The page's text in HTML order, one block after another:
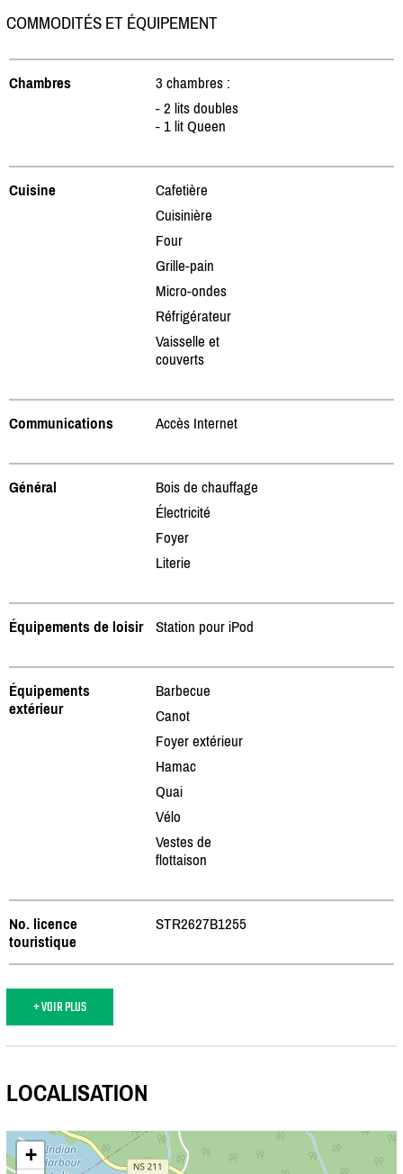
COMMODITÉS ET ÉQUIPEMENT
Chambres
3 chambres :
- 2 lits doubles
- 1 lit Queen
Cuisine
Cafetière
Cuisinière
Four
Grille-pain
Micro-ondes
Réfrigérateur
Vaisselle et
couverts
Communications Accès Internet
Général
Bois de chauffage
Électricité
Foyer
Literie
Équipements de loisir Station pour iPod
Équipements
extérieur
Barbecue
Canot
Foyer extérieur
Hamac
Quai
Vélo
Vestes de
flottaison
No. licence
touristique
STR2627B1255
+ VOIR PLUS
LOCALISATION
+